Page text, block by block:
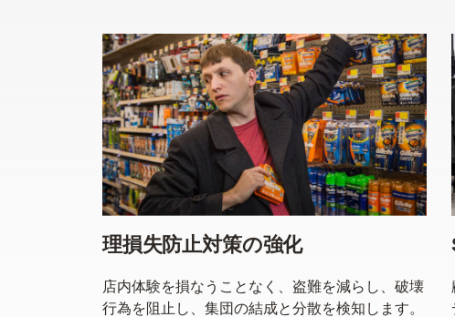
理損失防止対策の強化
店内体験を損なうことなく、盗難を減らし、破壊
行為を阻止し、集団の結成と分散を検知します。